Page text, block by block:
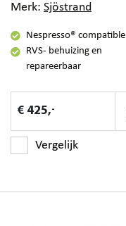
Merk: Sjöstrand
Nespresso® compatible
RVS- behuizing en
repareerbaar
€ 425,-
Vergelijk